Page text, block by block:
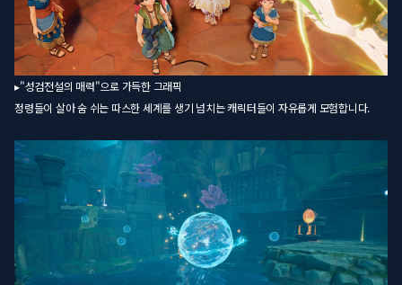
▸"성검전설의 매력"으로 가득한 그래픽
정령들이 살아 숨 쉬는 따스한 세계를 생기 넘치는 캐릭터들이 자유롭게 모험합니다.